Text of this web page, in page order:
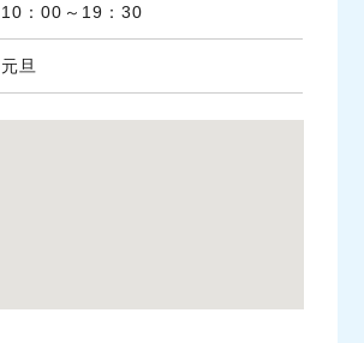
10：00～19：30
元旦